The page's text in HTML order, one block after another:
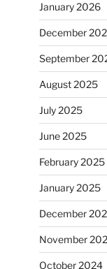
January 2026
December
September
August 2025
July 2025
June 2025
February 2025
January 2025
December
November
October 2024